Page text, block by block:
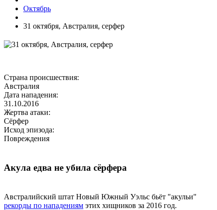
Октябрь
31 октября, Австралия, серфер
Страна происшествия:
Австралия
Дата нападения:
31.10.2016
Жертва атаки:
Сёрфер
Исход эпизода:
Повреждения
Акула едва не убила сёрфера
Австралийский штат Новый Южный Уэльс бьёт "акульи"
рекорды по нападениям этих хищников за 2016 год.